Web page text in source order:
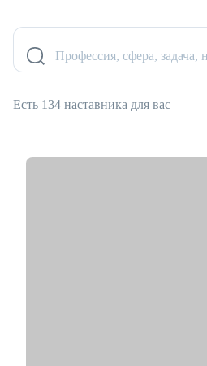
Профессия, сфера,
Есть 134 наставника для вас